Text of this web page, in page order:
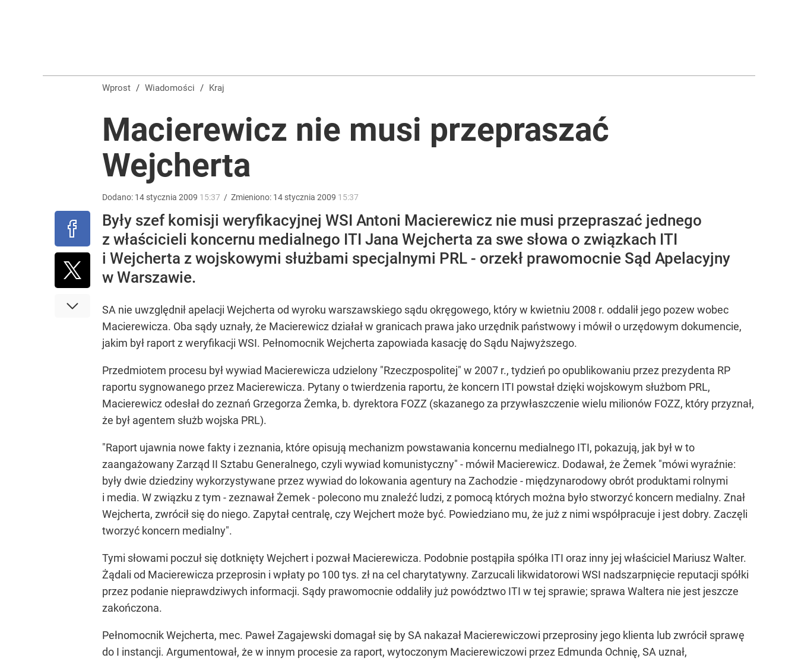
Tego sondażu premier nie może zlekceważyć. Polacy o przywróceniu CPN
Makabryczne odkrycie grzybiarzy. Służby potwierdziły tożsamość
Wprost / Wiadomości / Kraj
Macierewicz nie musi przepraszać
Wejcherta
Dodano: 14 stycznia 2009 15:37 / Zmieniono: 14 stycznia 2009 15:37
Były szef komisji weryfikacyjnej WSI Antoni Macierewicz nie musi przepraszać jednego
z właścicieli koncernu medialnego ITI Jana Wejcherta za swe słowa o związkach ITI
i Wejcherta z wojskowymi służbami specjalnymi PRL - orzekł prawomocnie Sąd Apelacyjny
w Warszawie.
SA nie uwzględnił apelacji Wejcherta od wyroku warszawskiego sądu okręgowego, który w kwietniu 2008 r. oddalił jego pozew wobec
Macierewicza. Oba sądy uznały, że Macierewicz działał w granicach prawa jako urzędnik państwowy i mówił o urzędowym dokumencie,
jakim był raport z weryfikacji WSI. Pełnomocnik Wejcherta zapowiada kasację do Sądu Najwyższego.
Przedmiotem procesu był wywiad Macierewicza udzielony "Rzeczpospolitej" w 2007 r., tydzień po opublikowaniu przez prezydenta RP
raportu sygnowanego przez Macierewicza. Pytany o twierdzenia raportu, że koncern ITI powstał dzięki wojskowym służbom PRL,
Macierewicz odesłał do zeznań Grzegorza Żemka, b. dyrektora FOZZ (skazanego za przywłaszczenie wielu milionów FOZZ, który przyznał,
że był agentem służb wojska PRL).
"Raport ujawnia nowe fakty i zeznania, które opisują mechanizm powstawania koncernu medialnego ITI, pokazują, jak był w to
zaangażowany Zarząd II Sztabu Generalnego, czyli wywiad komunistyczny" - mówił Macierewicz. Dodawał, że Żemek "mówi wyraźnie:
były dwie dziedziny wykorzystywane przez wywiad do lokowania agentury na Zachodzie - międzynarodowy obrót produktami rolnymi
i media. W związku z tym - zeznawał Żemek - polecono mu znaleźć ludzi, z pomocą których można było stworzyć koncern medialny. Znał
Wejcherta, zwrócił się do niego. Zapytał centralę, czy Wejchert może być. Powiedziano mu, że już z nimi współpracuje i jest dobry. Zaczęli
tworzyć koncern medialny".
Tymi słowami poczuł się dotknięty Wejchert i pozwał Macierewicza. Podobnie postąpiła spółka ITI oraz inny jej właściciel Mariusz Walter.
Żądali od Macierewicza przeprosin i wpłaty po 100 tys. zł na cel charytatywny. Zarzucali likwidatorowi WSI nadszarpnięcie reputacji spółki
przez podanie nieprawdziwych informacji. Sądy prawomocnie oddaliły już powództwo ITI w tej sprawie; sprawa Waltera nie jest jeszcze
zakończona.
Pełnomocnik Wejcherta, mec. Paweł Zagajewski domagał się by SA nakazał Macierewiczowi przeprosiny jego klienta lub zwrócił sprawę
do I instancji. Argumentował, że w innym procesie za raport, wytoczonym Macierewiczowi przez Edmunda Ochnię, SA uznał,